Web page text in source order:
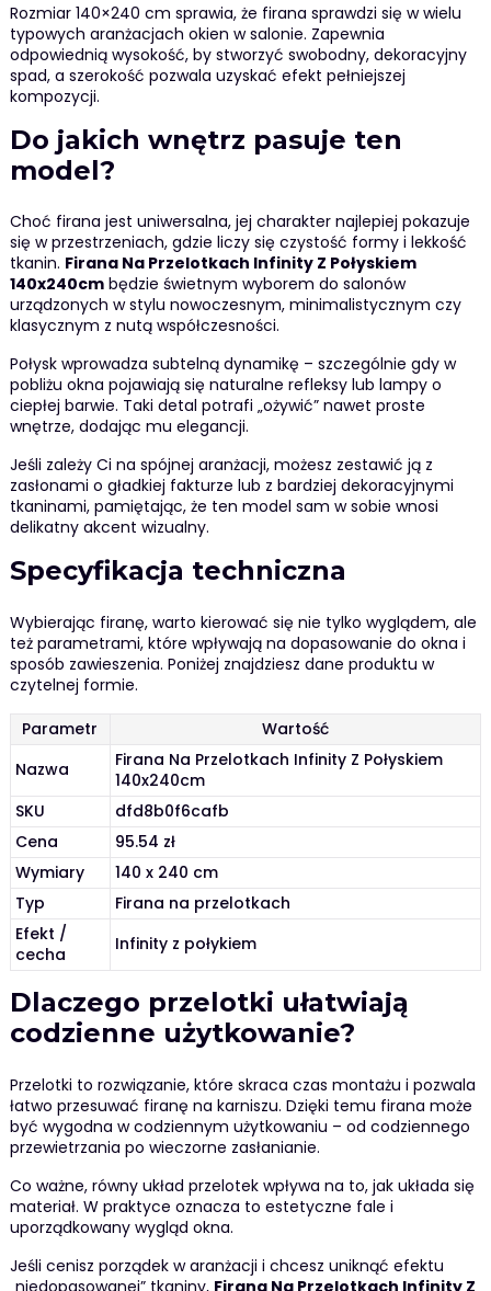
Rozmiar 140×240 cm sprawia, że firana sprawdzi się w wielu
typowych aranżacjach okien w salonie. Zapewnia
odpowiednią wysokość, by stworzyć swobodny, dekoracyjny
spad, a szerokość pozwala uzyskać efekt pełniejszej
kompozycji.
Do jakich wnętrz pasuje ten
model?
Choć firana jest uniwersalna, jej charakter najlepiej pokazuje
się w przestrzeniach, gdzie liczy się czystość formy i lekkość
tkanin. Firana Na Przelotkach Infinity Z Połyskiem
140x240cmbędzie świetnym wyborem do salonów
urządzonych w stylu nowoczesnym, minimalistycznym czy
klasycznym z nutą współczesności.
Połysk wprowadza subtelną dynamikę – szczególnie gdy w
pobliżu okna pojawiają się naturalne refleksy lub lampy o
ciepłej barwie. Taki detal potrafi „ożywić” nawet proste
wnętrze, dodając mu elegancji.
Jeśli zależy Ci na spójnej aranżacji, możesz zestawić ją z
zasłonami o gładkiej fakturze lub z bardziej dekoracyjnymi
tkaninami, pamiętając, że ten model sam w sobie wnosi
delikatny akcent wizualny.
Specyfikacja techniczna
Wybierając firanę, warto kierować się nie tylko wyglądem, ale
też parametrami, które wpływają na dopasowanie do okna i
sposób zawieszenia. Poniżej znajdziesz dane produktu w
czytelnej formie.
Parametr
Wartość
Nazwa
Firana Na Przelotkach Infinity Z Połyskiem
140x240cm
SKU
dfd8b0f6cafb
Cena
95.54 zł
Wymiary
140 x 240 cm
Typ
Firana na przelotkach
Efekt /
cecha
Infinity z połykiem
Dlaczego przelotki ułatwiają
codzienne użytkowanie?
Przelotki to rozwiązanie, które skraca czas montażu i pozwala
łatwo przesuwać firanę na karniszu. Dzięki temu firana może
być wygodna w codziennym użytkowaniu – od codziennego
przewietrzania po wieczorne zasłanianie.
Co ważne, równy układ przelotek wpływa na to, jak układa się
materiał. W praktyce oznacza to estetyczne fale i
uporządkowany wygląd okna.
Jeśli cenisz porządek w aranżacji i chcesz uniknąć efektu
„niedopasowanej” tkaniny, Firana Na Przelotkach Infinity Z